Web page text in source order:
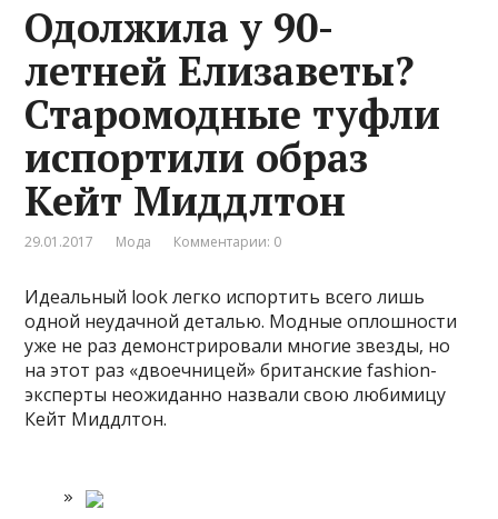
Одолжила у 90-
летней Елизаветы?
Старомодные туфли
испортили образ
Кейт Миддлтон
29.01.2017 Мода Комментарии: 0
Идеальный look легко испортить всего лишь
одной неудачной деталью. Модные оплошности
уже не раз демонстрировали многие звезды, но
на этот раз «двоечницей» британские fashion-
эксперты неожиданно назвали свою любимицу
Кейт Миддлтон.